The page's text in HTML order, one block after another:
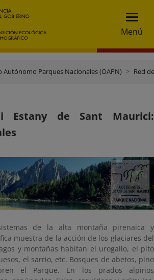
Menú
Autónomo Parques Nacionales (OAPN) Red
i Estany de Sant Maurici:
de la alta montaña pirenaica y
muestra de la acción de los glaciares del
y montañas habitan el urogallo, el pito
el sarrio, etc. Bosques de abetos, pino
el Parque. En los prados alpinos